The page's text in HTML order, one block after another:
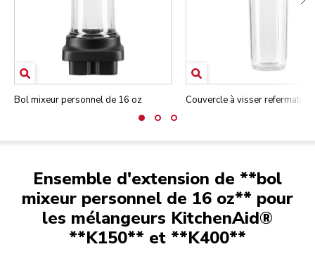
Bol mixeur personnel de 16 oz Couvercle à visser refermable
Ensemble d'extension de **bol
mixeur personnel de 16 oz** pour
les mélangeurs KitchenAid®
**K150** et **K400**